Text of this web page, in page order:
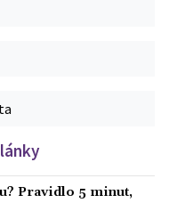
Pravidlo 5 minut,